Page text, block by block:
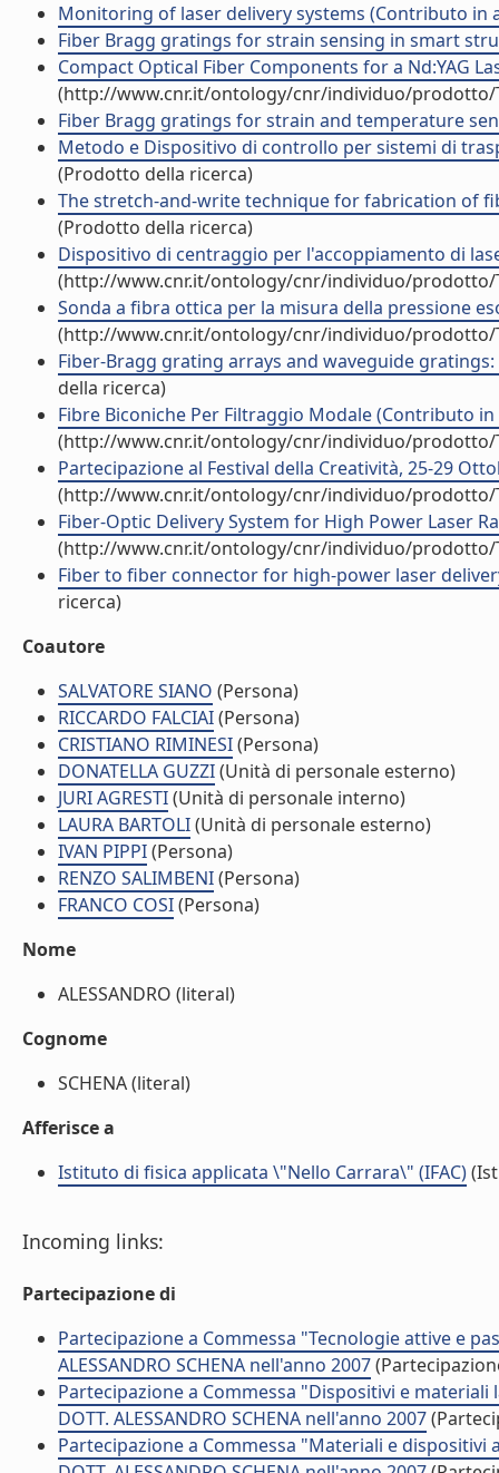
Monitoring of laser delivery systems (Contributo in
Fiber Bragg gratings for strain sensing in smart
Compact Optical Fiber Components for a Nd:YAG
(http://www.cnr.it/ontology/cnr/individuo/prodotto/
Fiber Bragg gratings for strain and temperature
Metodo e Dispositivo di controllo per sistemi di
(Prodotto della ricerca)
The stretch-and-write technique for fabrication of
(Prodotto della ricerca)
Dispositivo di centraggio per l'accoppiamento di
(http://www.cnr.it/ontology/cnr/individuo/prodotto/
Sonda a fibra ottica per la misura della pressione
(http://www.cnr.it/ontology/cnr/individuo/prodotto/
Fiber-Bragg grating arrays and waveguide
della ricerca)
Fibre Biconiche Per Filtraggio Modale (Contributo
(http://www.cnr.it/ontology/cnr/individuo/prodotto/
Partecipazione al Festival della Creatività, 25-29
(http://www.cnr.it/ontology/cnr/individuo/prodotto/
Fiber-Optic Delivery System for High Power Laser
(http://www.cnr.it/ontology/cnr/individuo/prodotto/
Fiber to fiber connector for high-power laser
ricerca)
Coautore
SALVATORE SIANO (Persona)
RICCARDO FALCIAI(Persona)
CRISTIANO RIMINESI(Persona)
DONATELLA GUZZI(Unità di personale esterno)
JURI AGRESTI(Unità di personale interno)
LAURA BARTOLI(Unità di personale esterno)
IVAN PIPPI(Persona)
RENZO SALIMBENI(Persona)
FRANCO COSI(Persona)
Nome
ALESSANDRO (literal)
Cognome
SCHENA (literal)
Afferisce a
Istituto di fisica applicata \"Nello Carrara\" (IFAC)
Incoming links:
Partecipazione di
Partecipazione a Commessa "Tecnologie attive e
ALESSANDRO SCHENA nell'anno 2007
Partecipazione a Commessa "Dispositivi e
DOTT. ALESSANDRO SCHENA nell'anno 2007
Partecipazione a Commessa "Materiali e